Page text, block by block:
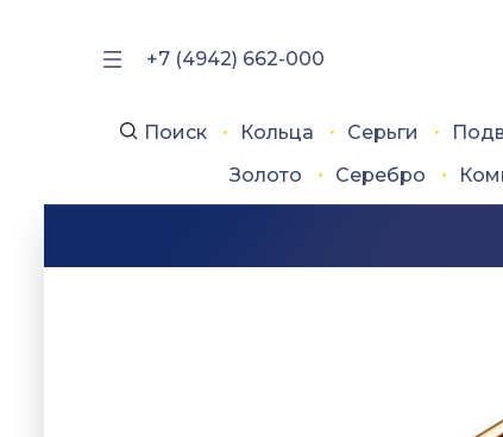
+7 (4942) 662-000
Поиск Кольца Серьги
Золото
Серебро